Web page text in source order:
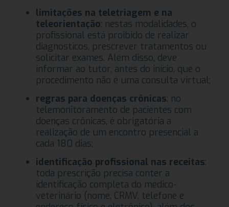
limitações na teletriagem e na
teleorientação: nestas modalidades, o
profissional está proibido de realizar
diagnósticos, prescrever tratamentos ou
solicitar exames. Além disso, deve
informar ao tutor, antes do início, que o
procedimento não é uma consulta virtual;
regras para doenças crônicas: no
telemonitoramento de pacientes com
doenças crônicas, é obrigatória a
realização de um encontro presencial a
cada 180 dias;
identificação profissional nas receitas:
toda prescrição precisa conter a
identificação completa do médico-
veterinário (nome, CRMV, telefone e